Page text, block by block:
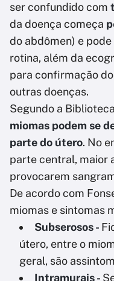
ser confundido com
da doença começa
do abdômen) e
rotina, além da
para confirmação
outras doenças.
Segundo a
miomas podem se
parte do útero. No
parte central, maior
provocarem
De acordo com
miomas e sintomas
Subserosos -
útero, entre o
geral, são
Intramurais -